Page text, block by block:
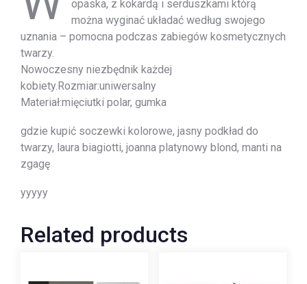
opaska, z kokardą i serduszkami którą
można wyginać układać według swojego
uznania – pomocna podczas zabiegów kosmetycznych
twarzy.
Nowoczesny niezbędnik każdej
kobiety.Rozmiar:uniwersalny
Materiał:mięciutki polar, gumka
gdzie kupić soczewki kolorowe, jasny podkład do
twarzy, laura biagiotti, joanna platynowy blond, manti na
zgagę
yyyyy
Related products